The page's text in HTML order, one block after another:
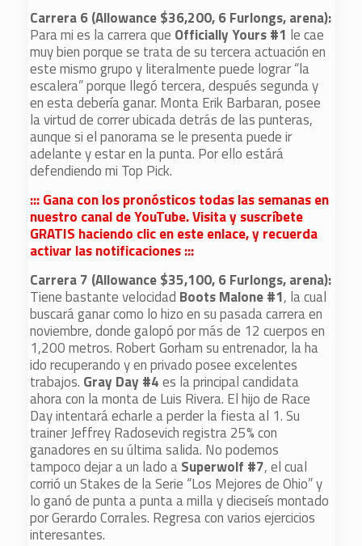
Carrera 6 (Allowance $36,200, 6 Furlongs, arena):
Para mi es la carrera que Officially Yours #1 le cae
muy bien porque se trata de su tercera actuación en
este mismo grupo y literalmente puede lograr “la
escalera” porque llegó tercera, después segunda y
en esta debería ganar. Monta Erik Barbaran, posee
la virtud de correr ubicada detrás de las punteras,
aunque si el panorama se le presenta puede ir
adelante y estar en la punta. Por ello estárá
defendiendo mi Top Pick.
::: Gana con los pronósticos todas las semanas en
nuestro canal de YouTube. Visita y suscríbete
GRATIS haciendo clic en este enlace, y recuerda
activar las notificaciones :::
Carrera 7 (Allowance $35,100, 6 Furlongs, arena):
Tiene bastante velocidad Boots Malone #1, la cual
buscará ganar como lo hizo en su pasada carrera en
noviembre, donde galopó por más de 12 cuerpos en
1,200 metros. Robert Gorham su entrenador, la ha
ido recuperando y en privado posee excelentes
trabajos. Gray Day #4es la principal candidata
ahora con la monta de Luis Rivera. El hijo de Race
Day intentará echarle a perder la fiesta al 1. Su
trainer Jeffrey Radosevich registra 25% con
ganadores en su última salida. No podemos
tampoco dejar a un lado aSuperwolf #7, el cual
corrió un Stakes de la Serie “Los Mejores de Ohio” y
lo ganó de punta a punta a milla y dieciseís montado
por Gerardo Corrales. Regresa con varios ejercicios
interesantes.